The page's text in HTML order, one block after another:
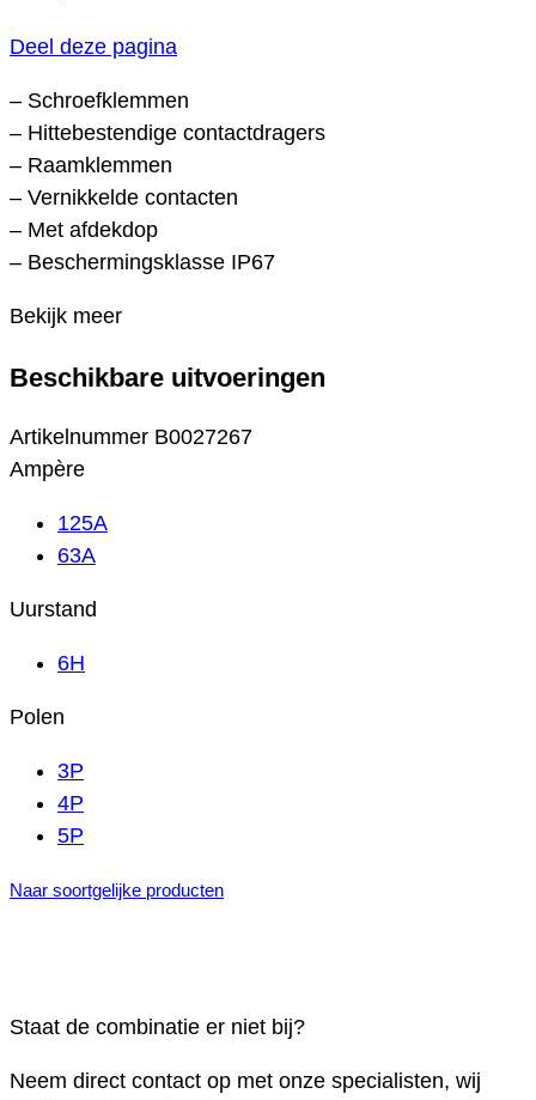
Deel deze pagina
– Schroefklemmen
– Hittebestendige contactdragers
– Raamklemmen
– Vernikkelde contacten
– Met afdekdop
– Beschermingsklasse IP67
Bekijk meer
Beschikbare uitvoeringen
Artikelnummer B0027267
Ampère
125A
63A
Uurstand
6H
Polen
3P
4P
5P
Naar soortgelijke producten
Staat de combinatie er niet bij?
Neem direct contact op met onze specialisten, wij